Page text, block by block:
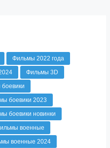
Фильмы 2022 года
Фильмы 3D
боевики 2023
боевики новинки
военные
военные 2024